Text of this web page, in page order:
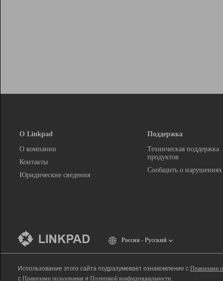
О Linkpad
О компании
Контакты
Юридические сведения
Поддержка
Техническая поддержка
продуктов
Сообщить о нарушениях
Россия - Русский
Использование этого сайта подразумевает ознакомление с Правилами
с Правилами пользования и Политикой конфиденциальности.